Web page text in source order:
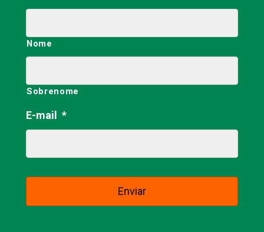
Nome
Sobrenome
E-mail *